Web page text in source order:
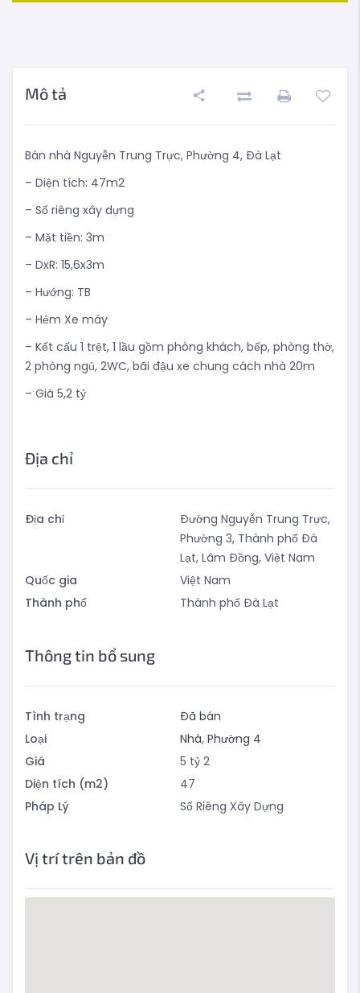
Mô tả
Bán nhà Nguyễn Trung Trực, Phường 4, Đà Lạt
– Diện tích: 47m2
– Sổ riêng xây dựng
– Mặt tiền: 3m
– DxR: 15,6x3m
– Hướng: TB
– Hẻm Xe máy
– Kết cấu 1 trệt, 1 lầu gồm phòng khách, bếp, phòng thờ,
2 phòng ngủ, 2WC, bãi đậu xe chung cách nhà 20m
– Giá 5,2 tỷ
Địa chỉ
Địa chỉ
Đường Nguyễn Trung Trực,
Phường 3, Thành phố Đà
Lạt, Lâm Đồng, Việt Nam
Quốc gia
Việt Nam
Thành phố
Thành phố Đà Lạt
Thông tin bổ sung
Tình trạng
Đã bán
Loại
Nhà, Phường 4
Giá
5 tỷ 2
Diện tích (m2)
47
Pháp Lý
Sổ Riêng Xây Dựng
Vị trí trên bản đồ